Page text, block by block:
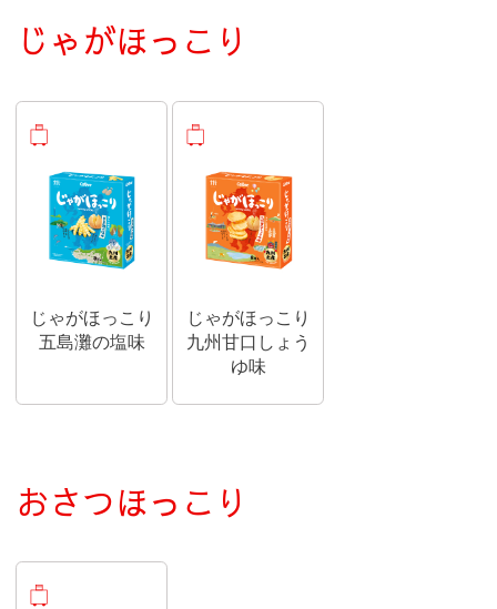
じゃがほっこり
じゃがほっこり
五島灘の塩味
じゃがほっこり
九州甘口しょう
ゆ味
おさつほっこり